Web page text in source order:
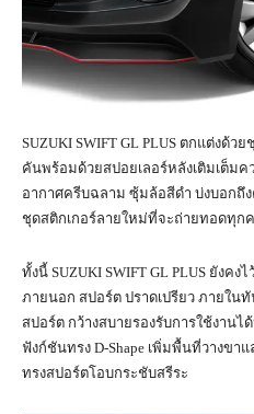
SUZUKI SWIFT GL PLUS ตกแต่งด้
คันพร้อมด้วยสปอยเลอร์หลังเติมเต็ม
อากาศครีบฉลาม ซุ้มล้อสีดำ บ่งบอกถึ
ชุดสติกเกอร์ลายใหม่ที่จะถ่ายทอดทุก
ทั้งนี้ SUZUKI SWIFT GL PLUS ยังค
ภายนอก สปอร์ต ปราดเปรียว ภายใน
สปอร์ต กว้างสบายรองรับการใช้งาน
ฟังก์ชันทรง D-Shape เพิ่มพื้นที่วางขา
ทรงสปอร์ตโอบกระชับสรีระ